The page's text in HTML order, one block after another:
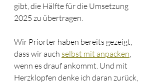
gibt, die Hälfte für die Umsetzung
2025 zu übertragen.
Wir Priorter haben bereits gezeigt,
dass wir auch selbst mit anpacken,
wenn es drauf ankommt. Und mit
Herzklopfen denke ich daran zurück,